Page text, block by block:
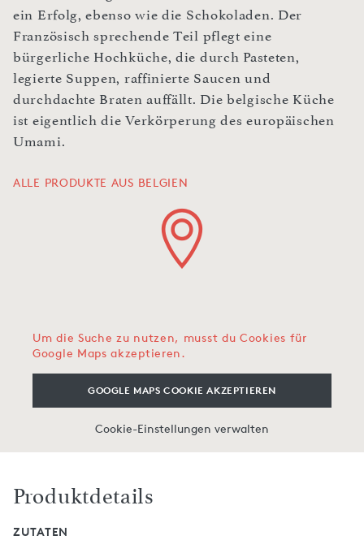
ein Erfolg, ebenso wie die Schokoladen. Der
Französisch sprechende Teil pflegt eine
bürgerliche Hochküche, die durch Pasteten,
legierte Suppen, raffinierte Saucen und
durchdachte Braten auffällt. Die belgische Küche
ist eigentlich die Verkörperung des europäischen
Umami.
ALLE PRODUKTE AUS BELGIEN
Um die Suche zu nutzen, musst du Cookies für
Google Maps akzeptieren.
GOOGLE MAPS COOKIE AKZEPTIEREN
Cookie-Einstellungen verwalten
Produktdetails
ZUTATEN